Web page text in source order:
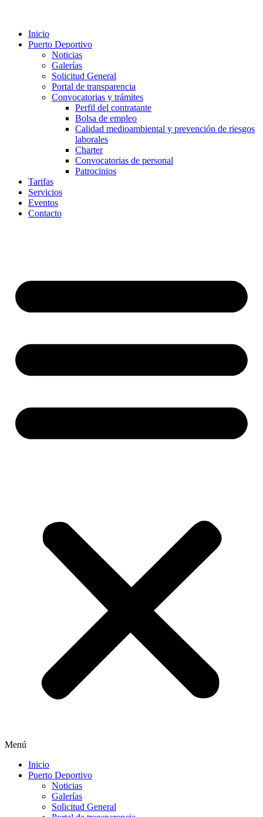
Inicio
Puerto Deportivo
Noticias
Galerías
Solicitud General
Portal de transparencia
Convocatorias y trámites
Perfil del contratante
Bolsa de empleo
Calidad medioambiental y prevención de riesgos
laborales
Charter
Convocatorias de personal
Patrocinios
Tarifas
Servicios
Eventos
Contacto
Menú
Inicio
Puerto Deportivo
Noticias
Galerías
Solicitud General